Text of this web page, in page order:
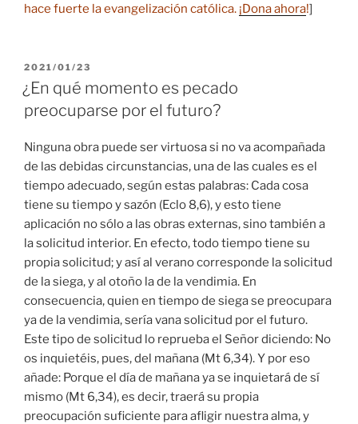
hace fuerte la evangelización católica. ¡Dona ahora!]
PUBLICADO
EL
2021/01/23
¿En qué momento es pecado
preocuparse por el futuro?
Ninguna obra puede ser virtuosa si no va acompañada
de las debidas circunstancias, una de las cuales es el
tiempo adecuado, según estas palabras: Cada cosa
tiene su tiempo y sazón (Eclo 8,6), y esto tiene
aplicación no sólo a las obras externas, sino también a
la solicitud interior. En efecto, todo tiempo tiene su
propia solicitud; y así al verano corresponde la solicitud
de la siega, y al otoño la de la vendimia. En
consecuencia, quien en tiempo de siega se preocupara
ya de la vendimia, sería vana solicitud por el futuro.
Este tipo de solicitud lo reprueba el Señor diciendo: No
os inquietéis, pues, del mañana (Mt 6,34). Y por eso
añade: Porque el día de mañana ya se inquietará de sí
mismo (Mt 6,34), es decir, traerá su propia
preocupación suficiente para afligir nuestra alma, y